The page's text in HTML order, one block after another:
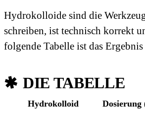
Hydrokolloide sind die
schreiben, ist technisch korrekt
folgende Tabelle ist das
DIE TABELLE
Hydrokolloid